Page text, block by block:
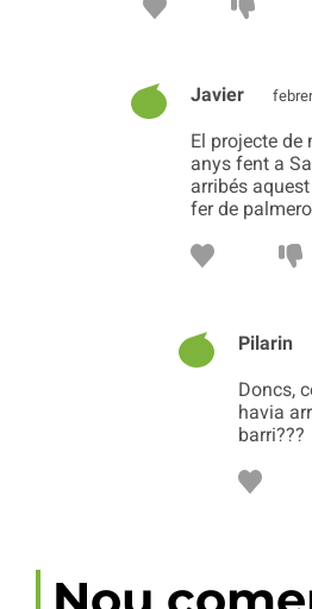
Javier
El projecte
anys fent a
arribés
fer de
Pilarin
Doncs,
havia
barri???